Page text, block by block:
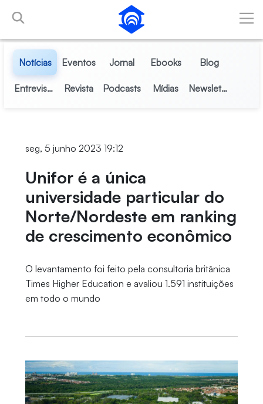
Pular para o Conteúdo principal
Notícias Eventos Jornal Ebooks Blog
Entrevistas Revista Podcasts Mídias Newsletter
seg, 5 junho 2023 19:12
Unifor é a única
universidade particular do
Norte/Nordeste em ranking
de crescimento econômico
O levantamento foi feito pela consultoria britânica
Times Higher Education e avaliou 1.591 instituições
em todo o mundo